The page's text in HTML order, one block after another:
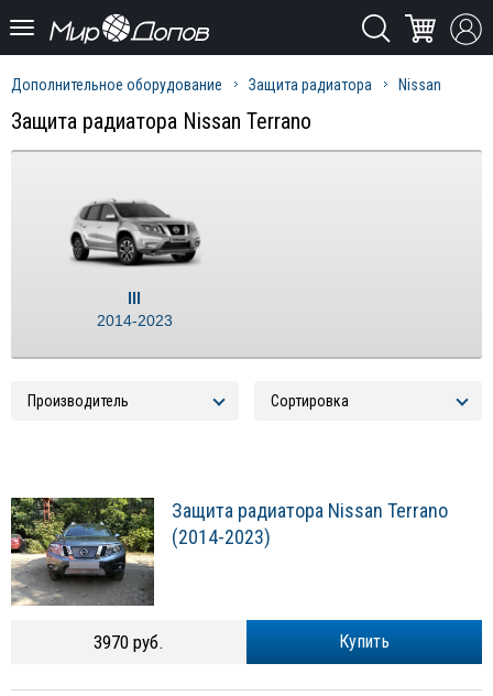
Дополнительное оборудование Защита радиатора Nissan
Защита радиатора Nissan Terrano
III
2014-2023
Защита радиатора Nissan Terrano
(2014-2023)
Купить
3970 руб.